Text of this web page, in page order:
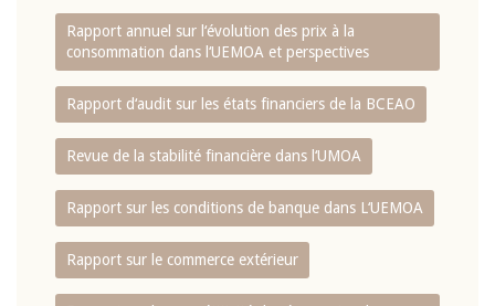
Rapport annuel sur l‘évolution des prix à la
consommation dans l‘UEMOA et perspectives
Rapport d‘audit sur les états financiers de la BCEAO
Revue de la stabilité financière dans l‘UMOA
Rapport sur les conditions de banque dans L‘UEMOA
Rapport sur le commerce extérieur